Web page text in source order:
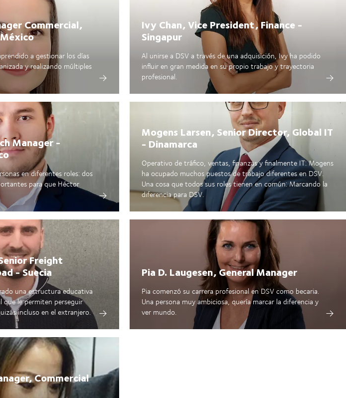
Commercial,
a gestionar los días
y realizando múltiples
Ivy Chan, Vice President, Finance -
Singapur
Al unirse a DSV a través de una adquisición, Ivy ha podido
influir en gran medida en su propio trabajo y trayectoria
profesional.
Manager -
en diferentes roles: dos
para que Héctor
Mogens Larsen, Senior Director, Global IT
- Dinamarca
Operativo de tráfico, ventas, finanzas y finalmente IT: Mogens
ha ocupado muchos puestos de trabajo diferentes en DSV.
Una cosa que todos sus roles tienen en común: Marcando la
diferencia para DSV.
Freight
- Suecia
una estructura educativa
que le permiten perseguir
incluso en el extranjero.
Pia D. Laugesen, General Manager
Pia comenzó su carrera profesional en DSV como becaria.
Una persona muy ambiciosa, quería marcar la diferencia y
ver mundo.
Commercial